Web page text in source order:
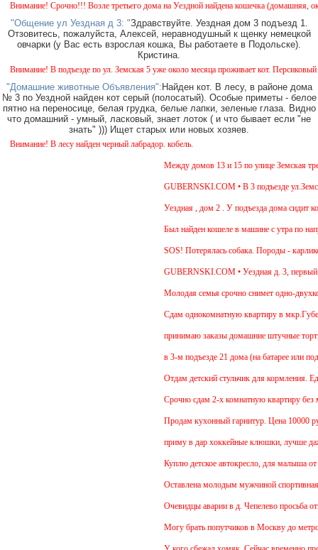
Срочно!!! Возле третьего дома на Уездной найдена кошечка (домашняя,
"Общение ул Уездная д 3: "Здравствуйте. Уездная дом 3 подъезд 1.
Отзовитесь, пожалуйста, Алексей, неравнодушный к щенку немецкой
овчарки (у Вас есть взрослая кошка, Вы работаете в Подольске).
Кристина.
В подъезде по ул. Земская 5 уже около месяца проживает кот. Персиковый
"Домашние животные Объявления": Найден кот. В лесу, в районе дома
№ 3 по Уездной найден кот серый (полосатый). Особые приметы - белое
пятно на переносице, белая грудка, белые лапки, зеленые глаза. Видно
что домашний - умный, ласковый, знает лоток ( и что бывает если "не
знать" ))) Ищет старых или новых хозяев.
В лесу найден черный лабрадор. кобель.
Между домов 13 и 15 по улице Земская
GUBERNSKI.COM • В 3 подъезде
Уездная , дом 2 . У подъезда дома сидит
Был найден кошеле в машине с утра по
SOS! Потерялась собака. Породы -
GUBERNSKI.COM • Уездная д. 3,
Молодая семья срочно снимет одно-
Cдам однокомнатную квартиру в
принимаю заказы домашние штучные
в 3-м подъезде 21 дома (на батарее или
Отдам детский стульчик для кормления.
Срочно сдам 2-х комнатную квартиру без
Продам кухонный гарнитур. Цена 10000
приму в дар хоккейные клюшки, лучше даже
Куплю детское автокресло, для малыша от 1
Оставлена молодым мужчиной спортивная
Очевидцы аварии в д. Чепелево просьба
Могу брать попутчиков в Москву до